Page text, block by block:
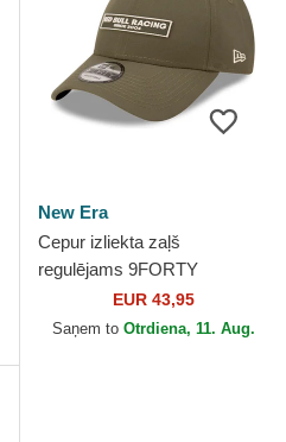
New Era
Cepur izliekta zaļš
regulējams 9FORTY
REPREVE Wordmark no
Red Bull Racing Formula 1
EUR 43,95
Saņem to Otrdiena, 11. Aug.